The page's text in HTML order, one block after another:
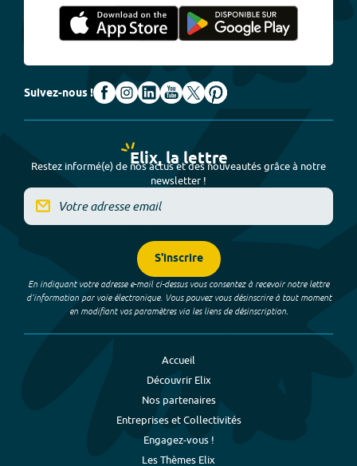
Suivez-nous !
Elix, la lettre
Restez informé(e) de nos actus et des nouveautés grâce à notre
newsletter !
S'inscrire
En indiquant votre adresse e-mail ci-dessus vous consentez à recevoir notre lettre
d’information par voie électronique. Vous pouvez vous désinscrire à tout moment
en modifiant vos paramètres via les liens de désinscription.
Accueil
Découvrir Elix
Nos partenaires
Entreprises et Collectivités
Engagez-vous !
Les Thèmes Elix